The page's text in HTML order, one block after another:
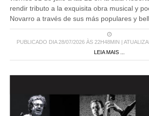
rendir tributo a la exquisita obra musical y
Novarro a través de sus más populares y
PUBLICADO DIA 28/07/2026 ÀS 22H48MIN |
LEIA MAIS ...